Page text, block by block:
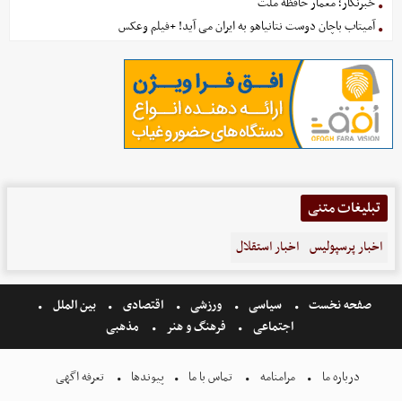
آمیتاب باچان دوست نتانیاهو به ایران می آید! +فیلم وعکس
تبلیغات متنی
اخبار پرسپولیس اخبار استقلال
صفحه نخست سیاسی ورزشی اقتصادی
بین الملل
اجتماعی
فرهنگ و هنر مذهبی
درباره ما مرامنامه تماس با ما پیوندها تعرفه اگهی